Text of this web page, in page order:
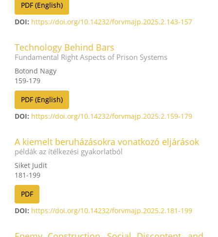
PDF (English)
DOI: https://doi.org/10.14232/forvmajp.2025.2.143-157
Technology Behind Bars
Fundamental Right Aspects of Prison Systems
Botond Nagy
159-179
PDF (English)
DOI: https://doi.org/10.14232/forvmajp.2025.2.159-179
A kiemelt beruházásokra vonatkozó eljárások
példák az ítélkezési gyakorlatból
Siket Judit
181-199
PDF
DOI: https://doi.org/10.14232/forvmajp.2025.2.181-199